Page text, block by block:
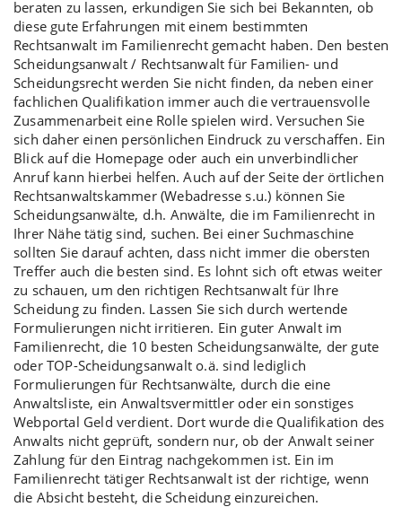
beraten zu lassen, erkundigen Sie sich bei Bekannten, ob
diese gute Erfahrungen mit einem bestimmten
Rechtsanwalt im Familienrecht gemacht haben. Den besten
Scheidungsanwalt / Rechtsanwalt für Familien- und
Scheidungsrecht werden Sie nicht finden, da neben einer
fachlichen Qualifikation immer auch die vertrauensvolle
Zusammenarbeit eine Rolle spielen wird. Versuchen Sie
sich daher einen persönlichen Eindruck zu verschaffen. Ein
Blick auf die Homepage oder auch ein unverbindlicher
Anruf kann hierbei helfen. Auch auf der Seite der örtlichen
Rechtsanwaltskammer (Webadresse s.u.) können Sie
Scheidungsanwälte, d.h. Anwälte, die im Familienrecht in
Ihrer Nähe tätig sind, suchen. Bei einer Suchmaschine
sollten Sie darauf achten, dass nicht immer die obersten
Treffer auch die besten sind. Es lohnt sich oft etwas weiter
zu schauen, um den richtigen Rechtsanwalt für Ihre
Scheidung zu finden. Lassen Sie sich durch wertende
Formulierungen nicht irritieren. Ein guter Anwalt im
Familienrecht, die 10 besten Scheidungsanwälte, der gute
oder TOP-Scheidungsanwalt o.ä. sind lediglich
Formulierungen für Rechtsanwälte, durch die eine
Anwaltsliste, ein Anwaltsvermittler oder ein sonstiges
Webportal Geld verdient. Dort wurde die Qualifikation des
Anwalts nicht geprüft, sondern nur, ob der Anwalt seiner
Zahlung für den Eintrag nachgekommen ist. Ein im
Familienrecht tätiger Rechtsanwaltist der richtige, wenn
die Absicht besteht, die Scheidung einzureichen.